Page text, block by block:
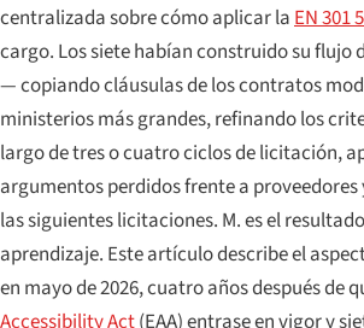
centralizada sobre cómo aplicar la EN 301
cargo. Los siete habían construido su flujo
— copiando cláusulas de los contratos
ministerios más grandes, refinando los
largo de tres o cuatro ciclos de licitación,
argumentos perdidos frente a
las siguientes licitaciones. M. es el
aprendizaje. Este artículo describe el
en mayo de 2026, cuatro años después de
Accessibility Act(EAA) entrase en vigor y